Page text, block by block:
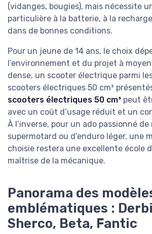
(vidanges, bougies), mais nécessite
particulière à la batterie, à la
dans de bonnes conditions.
Pour un jeune de 14 ans, le choix
l’environnement et du projet à
dense, un scooter électrique parmi
scooters électriques 50 cm³
scooters électriques 50 cm³ peut
avec un coût d’usage réduit et un
À l’inverse, pour un ado passionné de
supermotard ou d’enduro léger, une
choisie restera une excellente école
maîtrise de la mécanique.
Panorama des
emblématiques :
Sherco, Beta, Fantic